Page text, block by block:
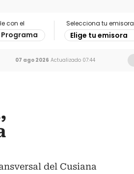
con el
Programa
Selecciona tu emisora
Elige tu emisora
07 ago 2026 Actualizado 07:44
del Cusiana